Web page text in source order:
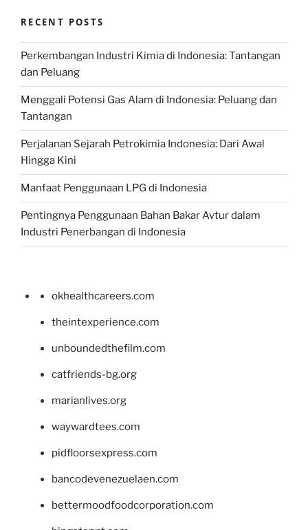
RECENT POSTS
Perkembangan Industri Kimia di Indonesia: Tantangan
dan Peluang
Menggali Potensi Gas Alam di Indonesia: Peluang dan
Tantangan
Perjalanan Sejarah Petrokimia Indonesia: Dari Awal
Hingga Kini
Manfaat Penggunaan LPG di Indonesia
Pentingnya Penggunaan Bahan Bakar Avtur dalam
Industri Penerbangan di Indonesia
okhealthcareers.com
theintexperience.com
unboundedthefilm.com
catfriends-bg.org
marianlives.org
waywardtees.com
pidfloorsexpress.com
bancodevenezuelaen.com
bettermoodfoodcorporation.com